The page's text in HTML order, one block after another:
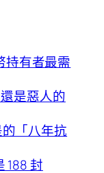
持有者最需
是惡人的
「八年抗
188 封